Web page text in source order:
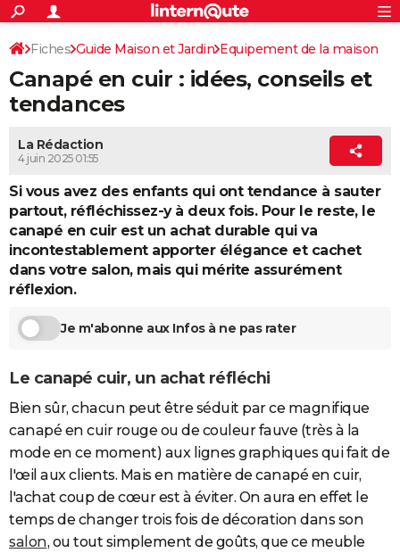
ACTUALITÉS
Politique
Société
Faits Divers
Education
Monde
Villes
+
SPORT
Coupe du monde 2026
Football
Tennis
Cyclisme
Rugby
Forum
CULTURE
Retraite
Impôts
Epargne
Immobilier
Risques naturels par ville
Banque
Assurance
Crédit
AUTO
Essais
Réserver un essai
Citadines
Berlines
SUV
Forum auto
+
Mobiles
Meilleur smartphone
Internet
Ordinateurs
Jeux vidéo
Guide high-tech
+
BRICOLAGE
Forum
Aménagement intérieur
Extérieur
Cuisine
Salle de bains
Jardinage
Rangement
+WEEK-END
Art de vivre
Bien-être
Loisirs
Mode
Modes de vie
Alimentation
Guide de la santé
Maladies
Médicaments
Sommeil
+VOYAGE
Destinations
City break
Voyage nature
Voyage de noces
Forum
Climat
+
GUIDES D'ACHAT
BONS PLANS
CARTE DE VOEUX
Rechercher
S'inscrire
Connexion
Fiches Guide Maison et Jardin Equipement de la maison
Salon / Séjour Canapé / Fauteuil
Canapé en cuir : idées, conseils et
tendances
La Rédaction
4 juin 2025 01:55
Si vous avez des enfants qui ont tendance à sauter
partout, réfléchissez-y à deux fois. Pour le reste, le
canapé en cuir est un achat durable qui va
incontestablement apporter élégance et cachet
dans votre salon, mais qui mérite assurément
réflexion.
Je m'abonne aux Infos à ne pas rater
Le canapé cuir, un achat réfléchi
Bien sûr, chacun peut être séduit par ce magnifique
canapé en cuir rouge ou de couleur fauve (très à la
mode en ce moment) aux lignes graphiques qui fait de
l'œil aux clients. Mais en matière de canapé en cuir,
l'achat coup de cœur est à éviter. On aura en effet le
temps de changer trois fois de décoration dans son
salon, ou tout simplement de goûts, que ce meuble